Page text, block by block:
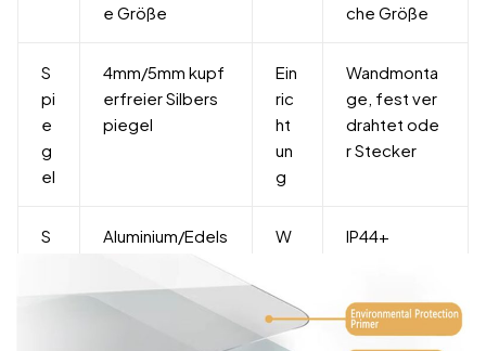
e Größe
che Größe
S
pi
e
g
el
4mm/5mm kupf
erfreier Silbers
piegel
Ein
ric
ht
un
g
Wandmonta
ge, fest ver
drahtet ode
r Stecker
S
Aluminium/Edels
Holz
W
rdi
ch
IP44+